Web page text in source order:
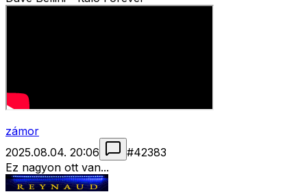
zámor
2025.08.04. 20:06
#42383
Ez nagyon ott van...